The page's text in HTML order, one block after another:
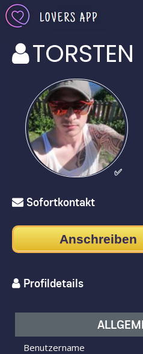
TORSTEN
✅
Sofortkontakt
Anschreiben
Profildetails
Benutzername